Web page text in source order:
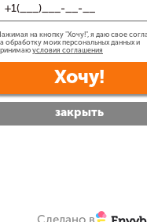
До 35 м2 До 50 м2
Сделаем скидку!
на кнопку "Хочу!", я даю свое
обработку моих персональных данных и
условия соглашения
Хочу!
закрыть